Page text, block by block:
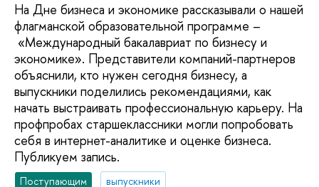
На Дне бизнеса и экономике рассказывали о нашей
флагманской образовательной программе –
«Международный бакалавриат по бизнесу и
экономике». Представители компаний-партнеров
объяснили, кто нужен сегодня бизнесу, а
выпускники поделились рекомендациями, как
начать выстраивать профессиональную карьеру. На
профпробах старшеклассники могли попробовать
себя в интернет-аналитике и оценке бизнеса.
Публикуем запись.
Поступающим
выпускники